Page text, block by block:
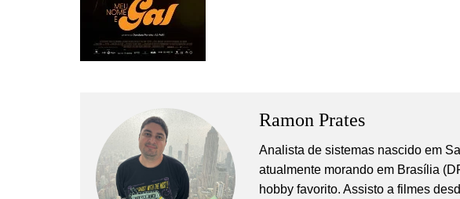
Ramon Prates
Analista de sistemas nascido em
atualmente morando em Brasília
hobby favorito. Assisto a filmes